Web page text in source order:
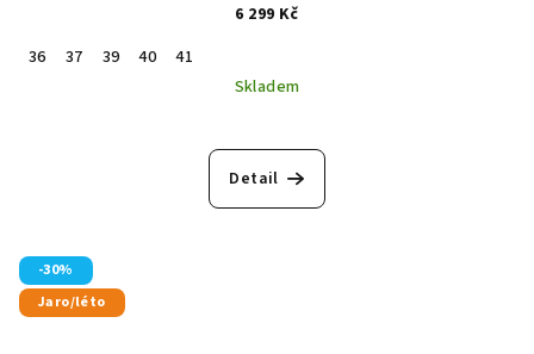
6 299 Kč
36
37 39 40
41
Skladem
Detail
-30%
Jaro/léto